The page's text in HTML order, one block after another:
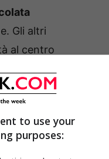
Gli altri
al centro
to use your
purposes: